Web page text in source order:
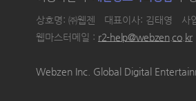
상호명: ㈜웹젠 대표이사: 김태영 사
웹마스터메일 : r2-help@webzen.co.kr
Webzen Inc. Global Digital